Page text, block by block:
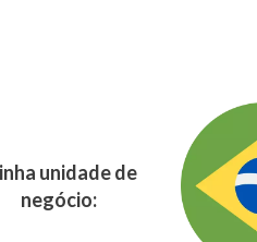
unidade de
negócio: